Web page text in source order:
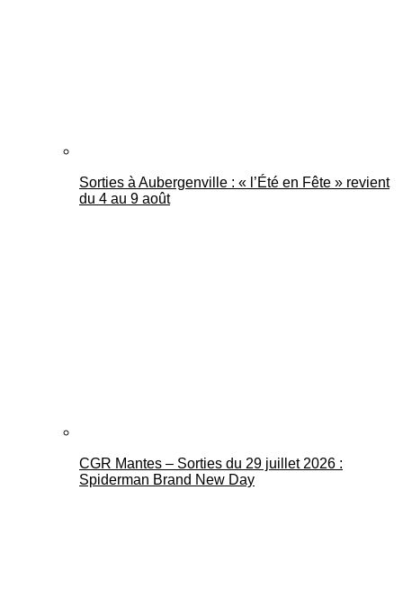
Sorties à Aubergenville : « l’Été en Fête » revient
du 4 au 9 août
CGR Mantes – Sorties du 29 juillet 2026 :
Spiderman Brand New Day